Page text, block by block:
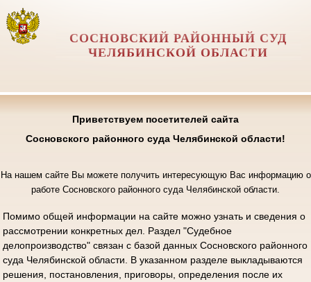
СОСНОВСКИЙ РАЙОННЫЙ СУД
ЧЕЛЯБИНСКОЙ ОБЛАСТИ
Приветствуем посетителей сайта
Сосновского районного суда Челябинской области!
На нашем сайте Вы можете получить интересующую Вас информацию о
работе Сосновского районного суда Челябинской области.
Помимо общей информации на сайте можно узнать и сведения о
рассмотрении конкретных дел. Раздел "Судебное
делопроизводство" связан с базой данных Сосновского районного
суда Челябинской области. В указанном разделе выкладываются
решения, постановления, приговоры, определения после их